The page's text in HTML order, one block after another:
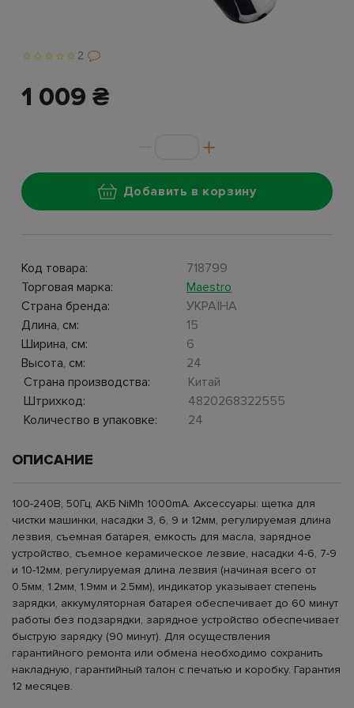
2
1 009 ₴
Добавить в корзину
Код товара:
718799
Торговая марка:
Maestro
Страна бренда:
УКРАЇНА
Длина, см:
15
Ширина, см:
6
Высота, см:
24
Страна производства:
Китай
Штрихкод:
4820268322555
Количество в упаковке:
24
ОПИСАНИЕ
100-240В, 50Гц, АКБ NiMh 1000mA. Аксессуары: щетка для
чистки машинки, насадки 3, 6, 9 и 12мм, регулируемая длина
лезвия, съемная батарея, емкость для масла, зарядное
устройство, съемное керамическое лезвие, насадки 4-6, 7-9
и 10-12мм, регулируемая длина лезвия (начиная всего от
0.5мм, 1.2мм, 1.9мм и 2.5мм), индикатор указывает степень
зарядки, аккумуляторная батарея обеспечивает до 60 минут
работы без подзарядки, зарядное устройство обеспечивает
быструю зарядку (90 минут). Для осуществления
гарантийного ремонта или обмена необходимо сохранить
накладную, гарантийный талон с печатью и коробку. Гарантия
12 месяцев.